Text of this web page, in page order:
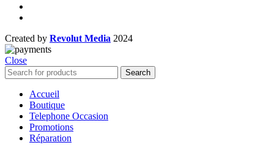
Created by Revolut Media 2024
Close
Search
Accueil
Boutique
Telephone Occasion
Promotions
Réparation